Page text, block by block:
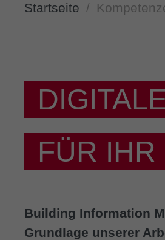
Startseite
FÜR
Building Information
Grundlage unserer